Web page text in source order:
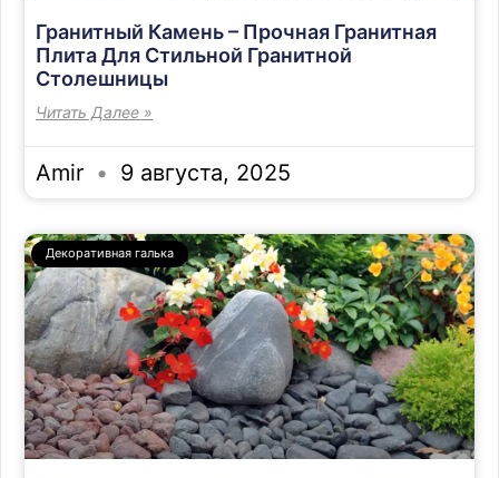
Гранитный Камень – Прочная Гранитная
Плита Для Стильной Гранитной
Столешницы
Читать Далее »
Amir 9 августа, 2025
Декоративная галька